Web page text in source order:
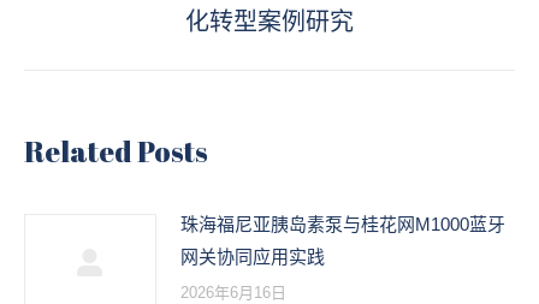
章：
来
化转型案例研究
Related Posts
珠海福尼亚胰岛素泵与桂花网M1000蓝牙
网关协同应用实践
2026年6月16日